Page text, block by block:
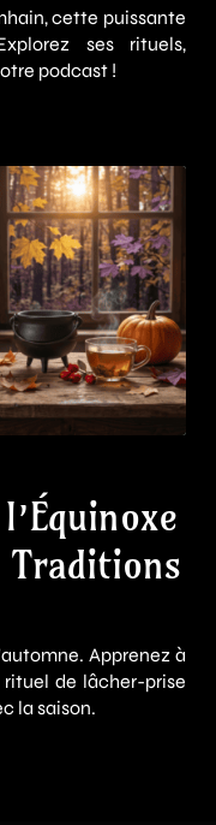
cette puissante
ses rituels,
podcast !
Traditions
Apprenez à
de lâcher-prise
la saison.